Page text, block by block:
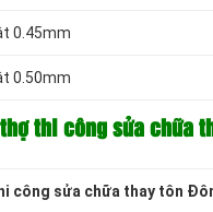
0.45mm
0.50mm
thi công sửa chữa
công sửa chữa thay tôn